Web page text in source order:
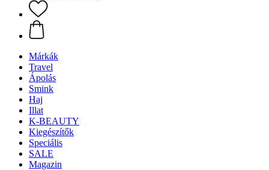
Márkák
Travel
Ápolás
Smink
Haj
Illat
K-BEAUTY
Kiegészítők
Speciális
SALE
Magazin